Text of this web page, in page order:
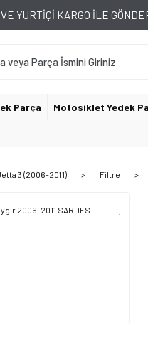
YURTİÇİ KARGO İLE
Parça Motosiklet Yedek
3 (2006-2011) Filtre